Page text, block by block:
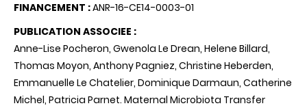
FINANCEMENT :ANR-16-CE14-0003-01
PUBLICATION ASSOCIEE :
Anne-Lise Pocheron, Gwenola Le Drean, Helene Billard,
Thomas Moyon, Anthony Pagniez, Christine Heberden,
Emmanuelle Le Chatelier, Dominique Darmaun, Catherine
Michel, Patricia Parnet. Maternal Microbiota Transfer